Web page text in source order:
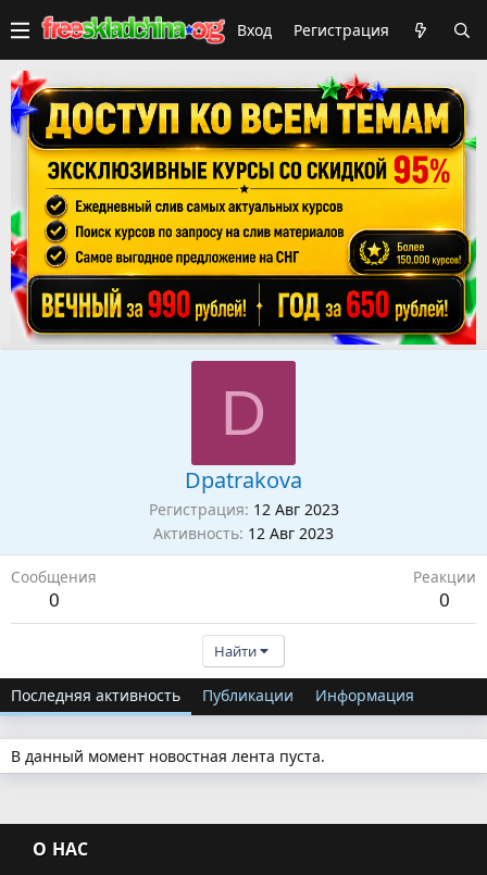
Вход Регистрация
D
Dpatrakova
Регистрация 12 Авг 2023
Активность 12 Авг 2023
Сообщения
0
Реакции
0
Найти
Последняя активность Публикации Информация
В данный момент новостная лента пуста.
О НАС